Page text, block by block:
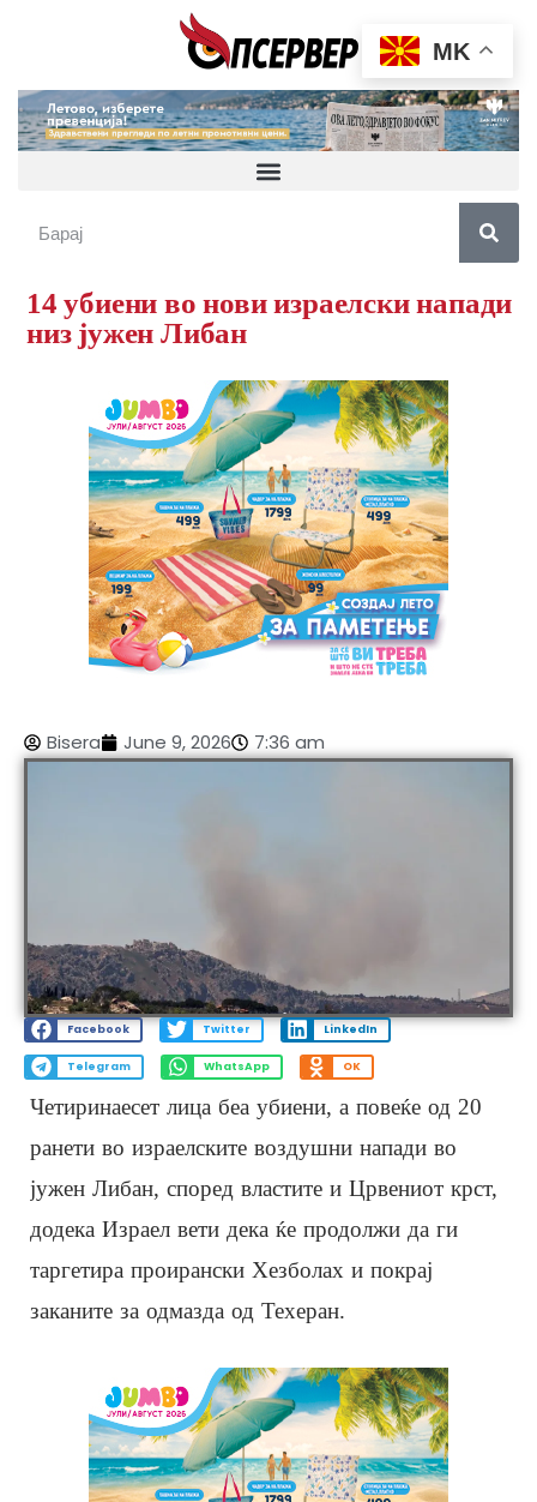
14 убиени во нови израелски напади
низ јужен Либан
Bisera June 9, 2026 7:36 am
Facebook Twitter LinkedIn
Telegram WhatsApp OK
Четиринаесет лица беа убиени, а повеќе од 20
ранети во израелските воздушни напади во
јужен Либан, според властите и Црвениот крст,
додека Израел вети дека ќе продолжи да ги
таргетира проирански Хезболах и покрај
заканите за одмазда од Техеран.
MK